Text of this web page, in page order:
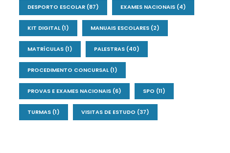
DESPORTO ESCOLAR(87) EXAMES NACIONAIS(4)
KIT DIGITAL(1) MANUAIS ESCOLARES(2)
MATRÍCULAS(1) PALESTRAS(40)
PROCEDIMENTO CONCURSAL(1)
PROVAS E EXAMES NACIONAIS(6) SPO (11)
TURMAS(1) VISITAS DE ESTUDO (37)